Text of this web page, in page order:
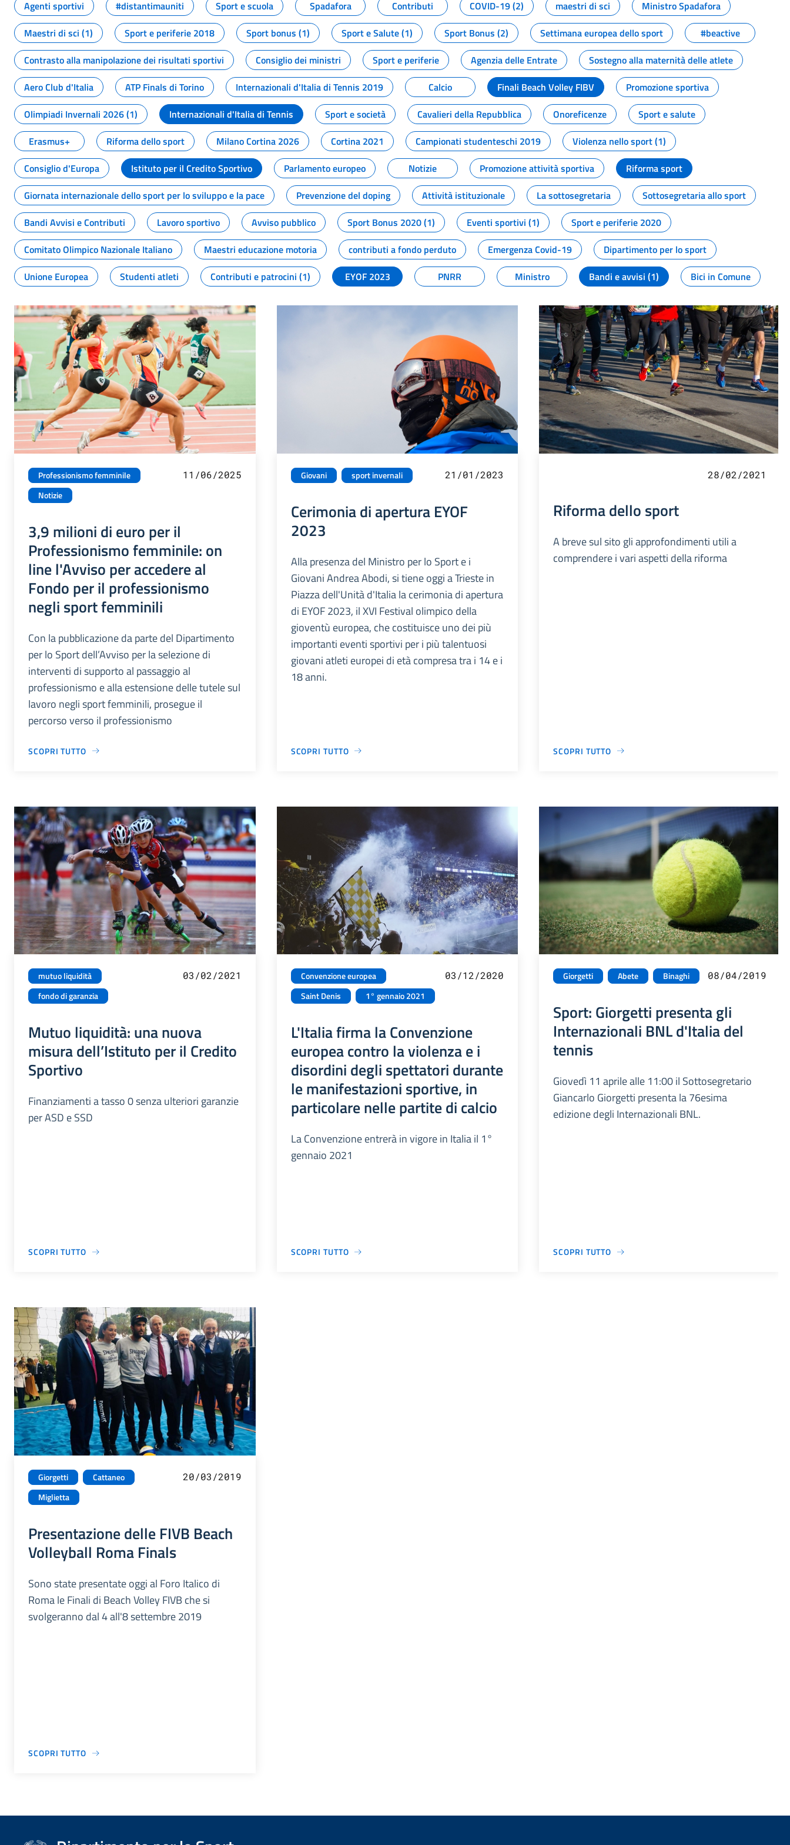
Agenti sportivi
#distantimauniti Sport e scuola Spadafora Contributi COVID-19 (2) maestri di sci
Ministro Spadafora
Maestri di sci (1)
Sport e periferie 2018 Sport bonus (1) Sport e Salute (1) Sport Bonus (2) Settimana europea dello sport
#beactive
Contrasto alla manipolazione dei risultati sportivi
Consiglio dei ministri Sport e periferie Agenzia delle Entrate
Sostegno alla maternità delle atlete
Aero Club d'Italia
ATP Finals di Torino Internazionali d'Italia di Tennis 2019 Calcio Finali Beach Volley FIBV
Promozione sportiva
Olimpiadi Invernali 2026 (1)
Internazionali d'Italia di Tennis Sport e società Cavalieri della Repubblica Onoreficenze
Sport e salute
Erasmus+
Riforma dello sport Milano Cortina 2026 Cortina 2021 Campionati studenteschi 2019
Violenza nello sport (1)
Consiglio d'Europa
Istituto per il Credito Sportivo Parlamento europeo Notizie Promozione attività sportiva
Riforma sport
Giornata internazionale dello sport per lo sviluppo e la pace
Prevenzione del doping Attività istituzionale La sottosegretaria
Sottosegretaria allo sport
Bandi Avvisi e Contributi
Lavoro sportivo Avviso pubblico Sport Bonus 2020 (1) Eventi sportivi (1)
Sport e periferie 2020
Comitato Olimpico Nazionale Italiano
Maestri educazione motoria contributi a fondo perduto Emergenza Covid-19
Dipartimento per lo sport
Unione Europea
Studenti atleti Contributi e patrocini (1) EYOF 2023 PNRR Ministro Bandi e avvisi (1) Bici in Comune
Professionismo femminile
Notizie
11/06/2025
3,9 milioni di euro per il
Professionismo femminile: on
line l'Avviso per accedere al
Fondo per il professionismo
negli sport femminili
Con la pubblicazione da parte del Dipartimento
per lo Sport dell’Avviso per la selezione di
interventi di supporto al passaggio al
professionismo e alla estensione delle tutele sul
lavoro negli sport femminili, prosegue il
percorso verso il professionismo
SCOPRI TUTTO
Giovani sport invernali 21/01/2023
Cerimonia di apertura EYOF
2023
Alla presenza del Ministro per lo Sport e i
Giovani Andrea Abodi, si tiene oggi a Trieste in
Piazza dell'Unità d'Italia la cerimonia di apertura
di EYOF 2023, il XVI Festival olimpico della
gioventù europea, che costituisce uno dei più
importanti eventi sportivi per i più talentuosi
giovani atleti europei di età compresa tra i 14 e i
18 anni.
SCOPRI TUTTO
28/02/2021
Riforma dello sport
A breve sul sito gli approfondimenti utili a
comprendere i vari aspetti della riforma
SCOPRI TUTTO
mutuo liquidità
fondo di garanzia
03/02/2021
Mutuo liquidità: una nuova
misura dell’Istituto per il Credito
Sportivo
Finanziamenti a tasso 0 senza ulteriori garanzie
per ASD e SSD
SCOPRI TUTTO
Convenzione europea
Saint Denis
1° gennaio 2021
03/12/2020
L'Italia firma la Convenzione
europea contro la violenza e i
disordini degli spettatori durante
le manifestazioni sportive, in
particolare nelle partite di calcio
La Convenzione entrerà in vigore in Italia il 1°
gennaio 2021
SCOPRI TUTTO
Giorgetti Abete Binaghi 08/04/2019
Sport: Giorgetti presenta gli
Internazionali BNL d'Italia del
tennis
Giovedì 11 aprile alle 11:00 il Sottosegretario
Giancarlo Giorgetti presenta la 76esima
edizione degli Internazionali BNL.
SCOPRI TUTTO
Giorgetti
Cattaneo
Miglietta
20/03/2019
Presentazione delle FIVB Beach
Volleyball Roma Finals
Sono state presentate oggi al Foro Italico di
Roma le Finali di Beach Volley FIVB che si
svolgeranno dal 4 all'8 settembre 2019
SCOPRI TUTTO